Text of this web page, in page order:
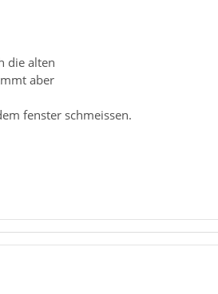
die alten
aber
fenster schmeissen.